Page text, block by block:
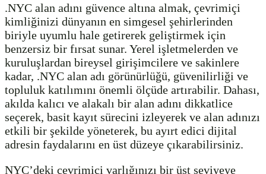
.NYC alan adını güvence altına almak, çevrimiçi
kimliğinizi dünyanın en simgesel şehirlerinden
biriyle uyumlu hale getirerek geliştirmek için
benzersiz bir fırsat sunar. Yerel işletmelerden ve
kuruluşlardan bireysel girişimcilere ve sakinlere
kadar, .NYC alan adı görünürlüğü, güvenilirliği ve
topluluk katılımını önemli ölçüde artırabilir. Dahası,
akılda kalıcı ve alakalı bir alan adını dikkatlice
seçerek, basit kayıt sürecini izleyerek ve alan adınızı
etkili bir şekilde yöneterek, bu ayırt edici dijital
adresin faydalarını en üst düzeye çıkarabilirsiniz.
NYC’deki çevrimiçi varlığınızı bir üst seviyeye